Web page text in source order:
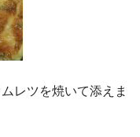
レツを焼いて添えま